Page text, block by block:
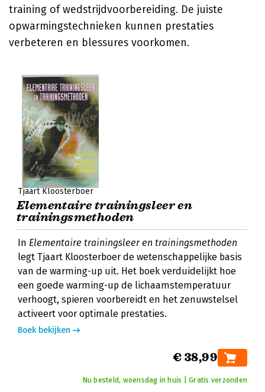
training of wedstrijdvoorbereiding. De juiste
opwarmingstechnieken kunnen prestaties
verbeteren en blessures voorkomen.
Tjaart Kloosterboer
Elementaire trainingsleer en
trainingsmethoden
In Elementaire trainingsleer en trainingsmethoden
legt Tjaart Kloosterboer de wetenschappelijke basis
van de warming-up uit. Het boek verduidelijkt hoe
een goede warming-up de lichaamstemperatuur
verhoogt, spieren voorbereidt en het zenuwstelsel
activeert voor optimale prestaties.
Boek bekijken
€ 38,99
Nu besteld, woensdag in huis | Gratis verzonden